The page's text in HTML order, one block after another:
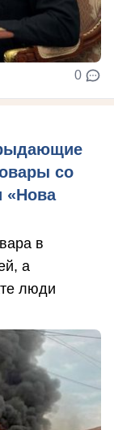
0
со
«Нова
в
а
люди